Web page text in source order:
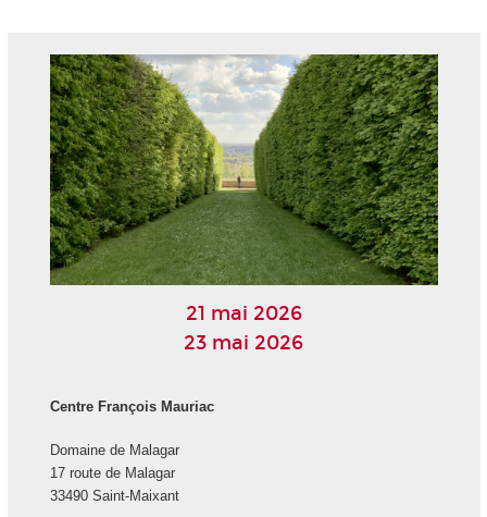
21 mai 2026
23 mai 2026
Centre François Mauriac
Domaine de Malagar
17 route de Malagar
33490 Saint-Maixant